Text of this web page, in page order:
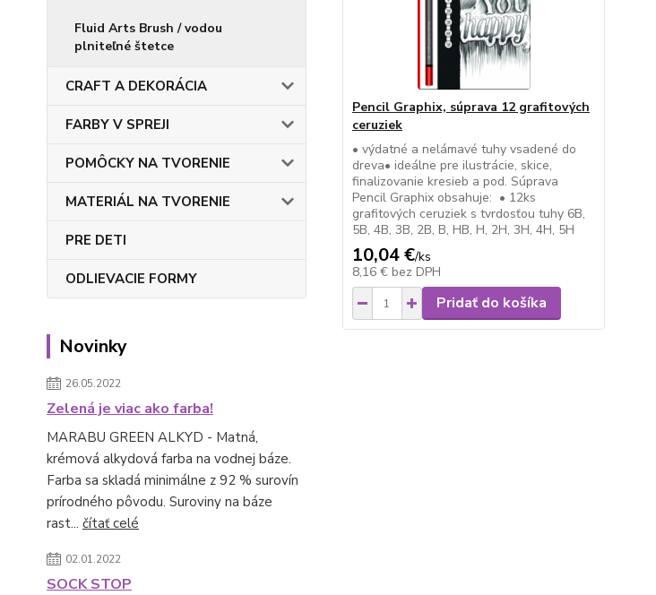
Fluid Arts Brush / vodou
plniteľné štetce
CRAFT A DEKORÁCIA
FARBY V SPREJI
POMÔCKY NA TVORENIE
MATERIÁL NA TVORENIE
PRE DETI
ODLIEVACIE FORMY
Novinky
26.05.2022
Zelená je viac ako farba!
MARABU GREEN ALKYD - Matná,
krémová alkydová farba na vodnej báze.
Farba sa skladá minimálne z 92 % surovín
prírodného pôvodu. Suroviny na báze
rast... čítať celé
02.01.2022
SOCK STOP
Pencil Graphix, súprava 12 grafitových
ceruziek
• výdatné a nelámavé tuhy vsadené do
dreva• ideálne pre ilustrácie, skice,
finalizovanie kresieb a pod. Súprava
Pencil Graphix obsahuje: • 12ks
grafitových ceruziek s tvrdosťou tuhy 6B,
5B, 4B, 3B, 2B, B, HB, H, 2H, 3H, 4H, 5H
10,04 €/ks
8,16 € bez DPH
Pridať do košíka